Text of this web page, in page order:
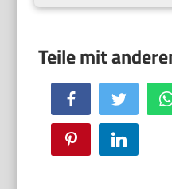
Facebook Twitter
Pinterest LinkedIn